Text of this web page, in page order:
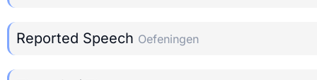
Reported Speech Oefeningen